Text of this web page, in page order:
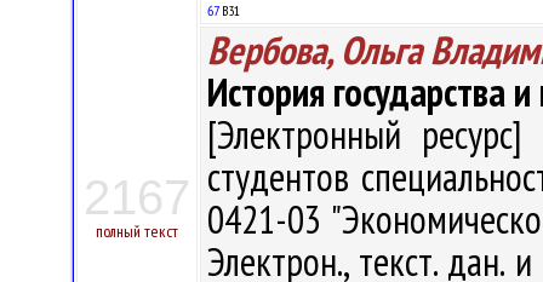
2167
полный текст
67В31
Вербова, Ольга
История государства
[Электронный
студентов
0421-03
Электрон., текст. дан.